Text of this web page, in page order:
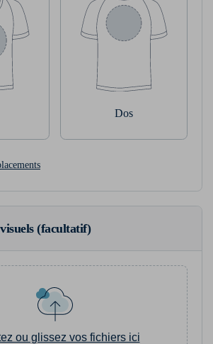
Dos
(facultatif)
ou glissez vos fichiers ici